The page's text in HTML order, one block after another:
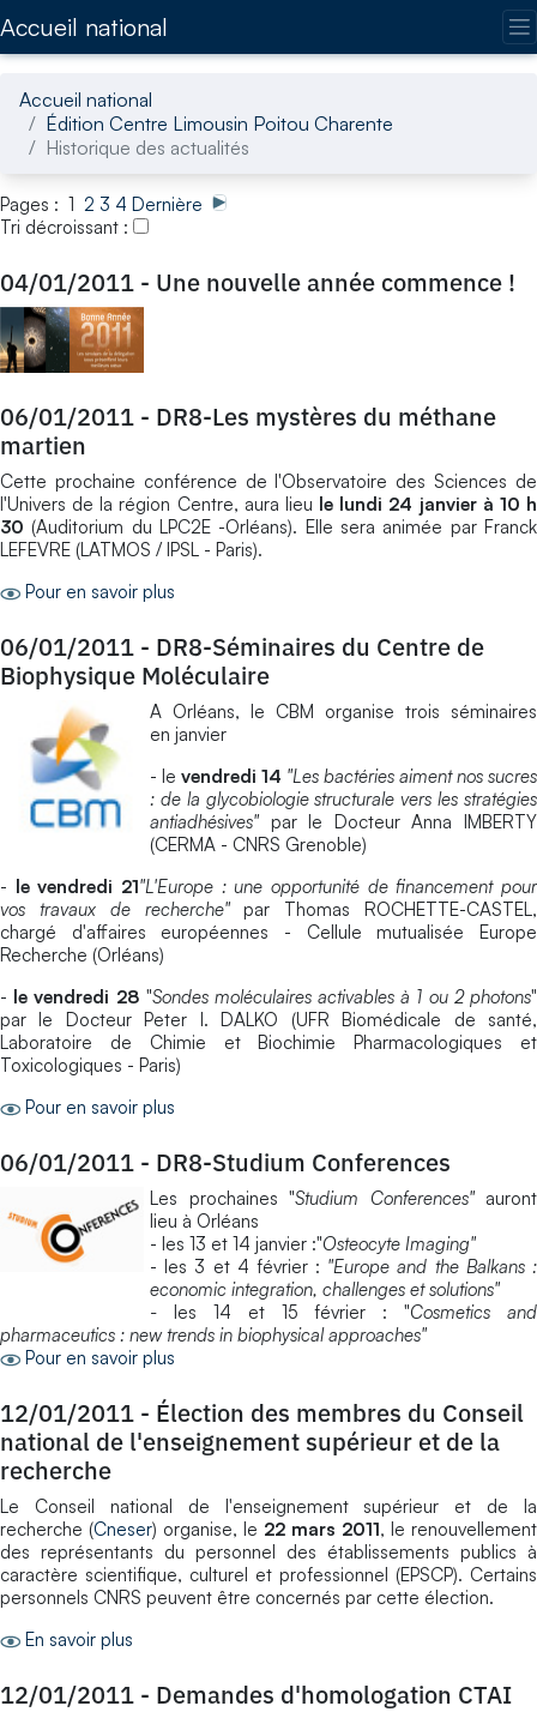
Accueil national
Accueil national
Édition Centre Limousin Poitou Charente
Historique des actualités
Pages : 1 2 3 4 Dernière
Tri décroissant :
04/01/2011 - Une nouvelle année commence !
06/01/2011 - DR8-Les mystères du méthane
martien
Cette prochaine conférence de l'Observatoire des Sciences de
l'Univers de la région Centre, aura lieu le lundi 24 janvier à 10 h
30 (Auditorium du LPC2E -Orléans). Elle sera animée par Franck
LEFEVRE (LATMOS / IPSL - Paris).
Pour en savoir plus
06/01/2011 - DR8-Séminaires du Centre de
Biophysique Moléculaire
A Orléans, le CBM organise trois séminaires
en janvier
- le vendredi 14 "Les bactéries aiment nos sucres
: de la glycobiologie structurale vers les stratégies
antiadhésives" par le Docteur Anna IMBERTY
(CERMA - CNRS Grenoble)
-
le vendredi 21"L'Europe : une opportunité de financement pour
vos travaux de recherche"par Thomas ROCHETTE-CASTEL,
chargé d'affaires européennes - Cellule mutualisée Europe
Recherche (Orléans)
- le vendredi 28 "Sondes moléculaires activables à 1 ou 2 photons"
par le Docteur Peter I. DALKO (UFR Biomédicale de santé,
Laboratoire de Chimie et Biochimie Pharmacologiques et
Toxicologiques - Paris)
Pour en savoir plus
06/01/2011 - DR8-Studium Conferences
Les prochaines "Studium Conferences"auront
lieu à Orléans
- les 13 et 14 janvier :"Osteocyte Imaging"
- les 3 et 4 février : "Europe and the Balkans :
economic integration, challenges et solutions"
-
les 14 et 15 février : "Cosmetics and
pharmaceutics : new trends in biophysical approaches"
Pour en savoir plus
12/01/2011 - Élection des membres du Conseil
national de l'enseignement supérieur et de la
recherche
Le Conseil national de l'enseignement supérieur et de la
recherche (Cneser) organise, le 22 mars 2011, le renouvellement
des représentants du personnel des établissements publics à
caractère scientifique, culturel et professionnel (EPSCP). Certains
personnels CNRS peuvent être concernés par cette élection.
En savoir plus
12/01/2011 - Demandes d'homologation CTAI